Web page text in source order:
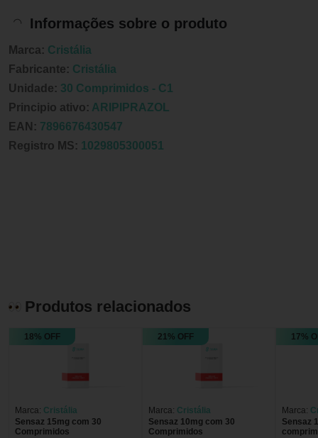
Informações sobre o produto
Marca: Cristália
Fabricante: Cristália
Unidade: 30 Comprimidos - C1
Principio ativo: ARIPIPRAZOL
EAN: 7896676430547
Registro MS: 1029805300051
Produtos relacionados
18% OFF
Marca: Cristália
Sensaz 15mg com 30
Comprimidos
21% OFF
Marca: Cristália
Sensaz 10mg com 30
Comprimidos
17%
Marca:
Sensaz